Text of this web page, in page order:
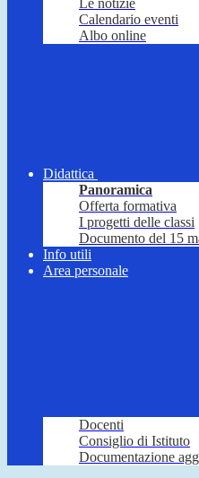
Le notizie
Calendario eventi
Albo online
Didattica
Panoramica
Offerta formativa
I progetti delle classi
Documento del 15
Info utili
Area personale
Docenti
Consiglio di Istituto
Documentazione